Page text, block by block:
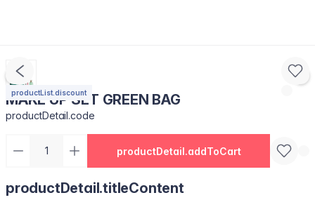
productList.discount
MAKE UP SET GREEN BAG
productDetail.code
productDetail.addToCart
productDetail.titleContent